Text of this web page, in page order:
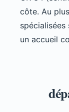
côte. Au
un accueil